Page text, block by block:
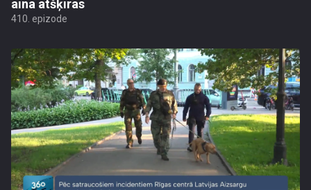
aina atšķiras
410. epizode